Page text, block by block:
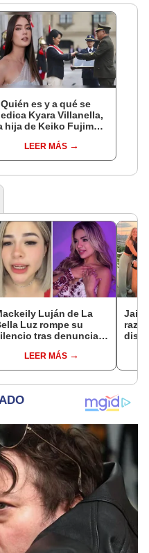
es y a qué se
Kyara Villanella,
hija de Keiko Fujimori
nivel nacional?
LEER MÁS
Luján de La
Luz rompe su
tras denuncia
director musical: "Estoy
sorprendida como
LEER MÁS